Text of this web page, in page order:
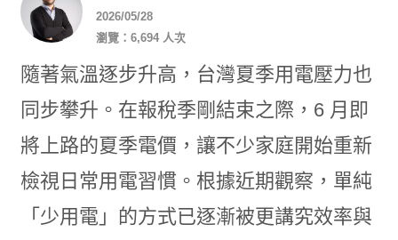
2026/05/28
瀏覽：6,694 人次
隨著氣溫逐步升高，台灣夏季用電壓力也
同步攀升。在報稅季剛結束之際，6 月即
將上路的夏季電價，讓不少家庭開始重新
檢視日常用電習慣。根據近期觀察，單純
「少用電」的方式已逐漸被更講究效率與